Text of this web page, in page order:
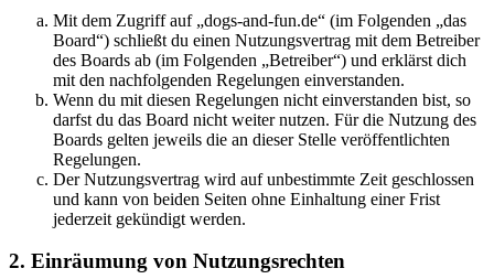
Mit dem Zugriff auf „dogs-and-fun.de“ (im Folgenden „das
Board“) schließt du einen Nutzungsvertrag mit dem Betreiber
des Boards ab (im Folgenden „Betreiber“) und erklärst dich
mit den nachfolgenden Regelungen einverstanden.
Wenn du mit diesen Regelungen nicht einverstanden bist, so
darfst du das Board nicht weiter nutzen. Für die Nutzung des
Boards gelten jeweils die an dieser Stelle veröffentlichten
Regelungen.
Der Nutzungsvertrag wird auf unbestimmte Zeit geschlossen
und kann von beiden Seiten ohne Einhaltung einer Frist
jederzeit gekündigt werden.
2. Einräumung von Nutzungsrechten